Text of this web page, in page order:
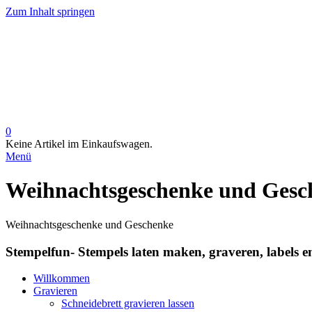
Zum Inhalt springen
0
Keine Artikel im Einkaufswagen.
Menü
Weihnachtsgeschenke und
Weihnachtsgeschenke und Geschenke
Stempelfun- Stempels laten maken, graveren, labels
Willkommen
Gravieren
Schneidebrett gravieren lassen